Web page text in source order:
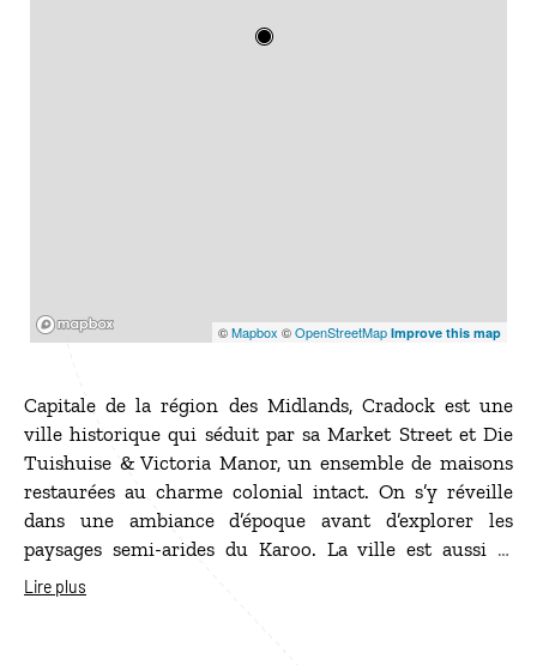
©Mapbox ©OpenStreetMap Improve this map
Capitale de la région des Midlands, Cradock est une
ville historique qui séduit par sa Market Street et Die
Tuishuise & Victoria Manor, un ensemble de maisons
restaurées au charme colonial intact. On s’y réveille
dans une ambiance d’époque avant d’explorer les
paysages semi-arides du Karoo. La ville est aussi la
porte d’entrée du Mountain Zebra National Park, à la
Lire plus